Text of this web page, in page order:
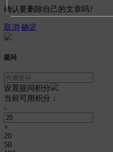
确认要删除自己的文章吗?
取消 确定
提问
设置提问积分
当前可用积分：
-
+
20
50